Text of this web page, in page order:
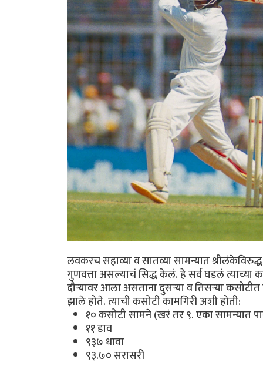
लवकरच सहाव्या व सातव्या सामन्यात
गुणवत्ता असल्याचं सिद्ध केलं. हे सर्व घडलं त्याच्या
दौऱ्यावर आला असताना दुसऱ्या व तिसऱ्या
झाले होते. त्याची कसोटी कामगिरी अशी होती:
१० कसोटी सामने (खरं तर ९. एका
११ डाव
९३७ धावा
९३.७० सरासरी